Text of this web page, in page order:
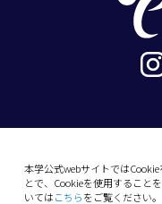
本学公式webサイトでは
とで、Cookieを使用すること
いてはこちらをご覧ください。
10-13 Dogo-Himata,